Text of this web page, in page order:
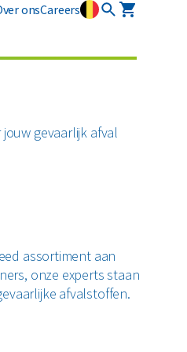
onsCareers
gevaarlijk afval
assortiment aan
onze experts staan
afvalstoffen.